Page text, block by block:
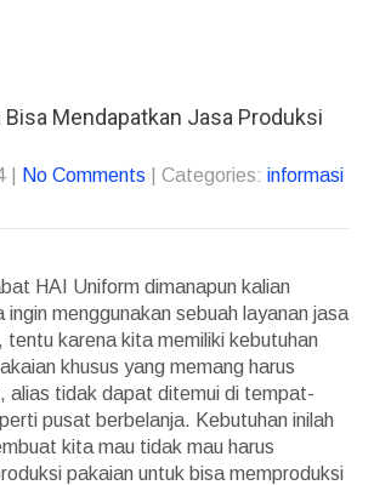
Bisa Mendapatkan Jasa Produksi
No Comments | Categories: informasi
HAI Uniform dimanapun kalian
menggunakan sebuah layanan jasa
tentu karena kita memiliki kebutuhan
khusus yang memang harus
alias tidak dapat ditemui di tempat-
pusat berbelanja. Kebutuhan inilah
kita mau tidak mau harus
pakaian untuk bisa memproduksi